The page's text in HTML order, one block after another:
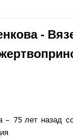
-
– 75 лет назад